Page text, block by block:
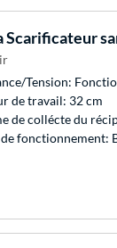
Scarificateur
Tension:
de travail: 32 cm
de collécte du
fonctionnement: